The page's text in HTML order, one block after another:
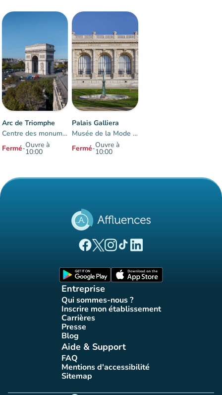
Arc de Triomphe
Centre des monuments nationaux
Fermé-Ouvre à
10:00
Palais Galliera
Musée de la Mode de Paris
Fermé-Ouvre à
10:00
(nouvel onglet)
(nouvel onglet)
(nouvel onglet)
(nouvel onglet)
(nouvel onglet)
Entreprise
Qui sommes-nous ?
(nouvel onglet)
Inscrire mon établissement
(nouvel onglet)
Carrières(nouvel onglet)
Presse(nouvel onglet)
Blog(nouvel onglet)
Aide & Support
FAQ(nouvel onglet)
Mentions d'accessibilité
(nouvel onglet)
Sitemap(nouvel onglet)